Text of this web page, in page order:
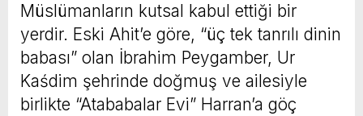
Müslümanların kutsal kabul ettiği bir
yerdir. Eski Ahit’e göre, “üç tek tanrılı dinin
babası” olan İbrahim Peygamber, Ur
Kaśdim şehrinde doğmuş ve ailesiyle
birlikte “Atababalar Evi” Harran’a göç